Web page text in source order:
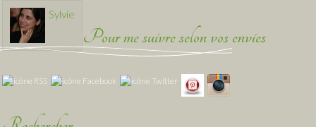
Sylvie
Pour me suivre selon vos envies